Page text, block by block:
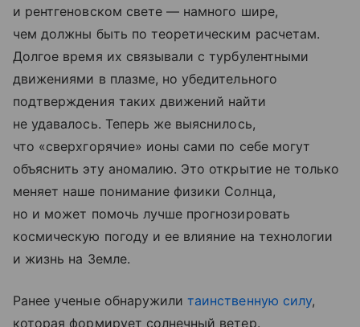
и рентгеновском свете — намного шире,
чем должны быть по теоретическим расчетам.
Долгое время их связывали с турбулентными
движениями в плазме, но убедительного
подтверждения таких движений найти
не удавалось. Теперь же выяснилось,
что «сверхгорячие» ионы сами по себе могут
объяснить эту аномалию. Это открытие не только
меняет наше понимание физики Солнца,
но и может помочь лучше прогнозировать
космическую погоду и ее влияние на технологии
и жизнь на Земле.
Ранее ученые обнаружилитаинственную силу,
которая формирует солнечный ветер.